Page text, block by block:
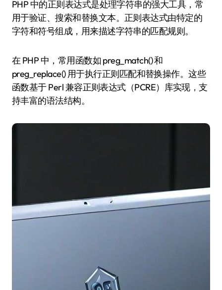
PHP 中的正则表达式是处理字符串的强大工具，常
用于验证、搜索和替换文本。正则表达式由特定的
字符和符号组成，用来描述字符串的匹配规则。
在 PHP 中，常用函数如 preg_match() 和
preg_replace() 用于执行正则匹配和替换操作。这些
函数基于 Perl 兼容正则表达式（PCRE）库实现，支
持丰富的语法结构。